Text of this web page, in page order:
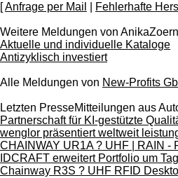
[Anfrage per Mail Fehlerhafte
Weitere Meldungen von
Aktuelle und individuelle Kataloge
Antizyklisch investiert
Alle Meldungen von New-Profits
Letzten PresseMitteilungen aus
Partnerschaft für KI-gestützte
wenglor präsentiert weltweit
CHAINWAY UR1A ? UHF | RAIN -
IDCRAFT erweitert Portfolio um
Chainway R3S ? UHF RFID